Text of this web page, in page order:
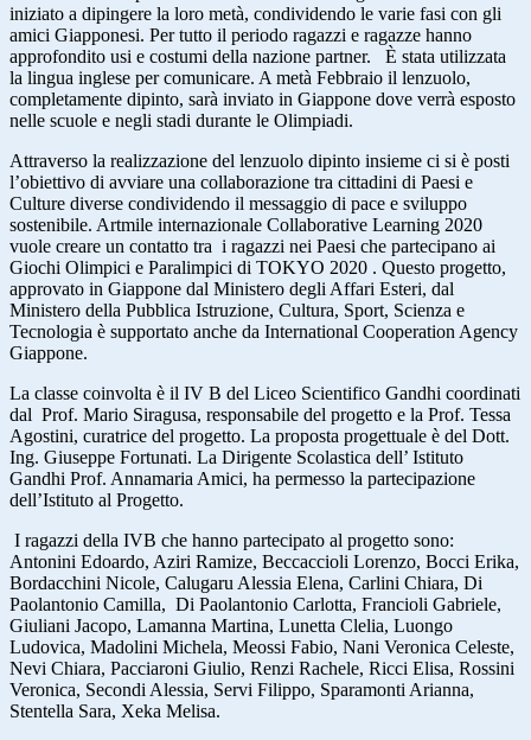
iniziato a dipingere la loro metà, condividendo le varie fasi con gli
amici Giapponesi. Per tutto il periodo ragazzi e ragazze hanno
approfondito usi e costumi della nazione partner. È stata utilizzata
la lingua inglese per comunicare. A metà Febbraio il lenzuolo,
completamente dipinto, sarà inviato in Giappone dove verrà esposto
nelle scuole e negli stadi durante le Olimpiadi.
Attraverso la realizzazione del lenzuolo dipinto insieme ci si è posti
l’obiettivo di avviare una collaborazione tra cittadini di Paesi e
Culture diverse condividendo il messaggio di pace e sviluppo
sostenibile. Artmile internazionale Collaborative Learning 2020
vuole creare un contatto tra i ragazzi nei Paesi che partecipano ai
Giochi Olimpici e Paralimpici di TOKYO 2020 . Questo progetto,
approvato in Giappone dal Ministero degli Affari Esteri, dal
Ministero della Pubblica Istruzione, Cultura, Sport, Scienza e
Tecnologia è supportato anche da International Cooperation Agency
Giappone.
La classe coinvolta è il IV B del Liceo Scientifico Gandhi coordinati
dal Prof. Mario Siragusa, responsabile del progetto e la Prof. Tessa
Agostini, curatrice del progetto. La proposta progettuale è del Dott.
Ing. Giuseppe Fortunati. La Dirigente Scolastica dell’ Istituto
Gandhi Prof. Annamaria Amici, ha permesso la partecipazione
dell’Istituto al Progetto.
I ragazzi della IVB che hanno partecipato al progetto sono:
Antonini Edoardo, Aziri Ramize, Beccaccioli Lorenzo, Bocci Erika,
Bordacchini Nicole, Calugaru Alessia Elena, Carlini Chiara, Di
Paolantonio Camilla, Di Paolantonio Carlotta, Francioli Gabriele,
Giuliani Jacopo, Lamanna Martina, Lunetta Clelia, Luongo
Ludovica, Madolini Michela, Meossi Fabio, Nani Veronica Celeste,
Nevi Chiara, Pacciaroni Giulio, Renzi Rachele, Ricci Elisa, Rossini
Veronica, Secondi Alessia, Servi Filippo, Sparamonti Arianna,
Stentella Sara, Xeka Melisa.